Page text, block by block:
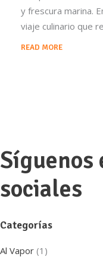
y frescura marina.
viaje culinario que
READ MORE
Síguenos
sociales
Categorías
Al Vapor (1)